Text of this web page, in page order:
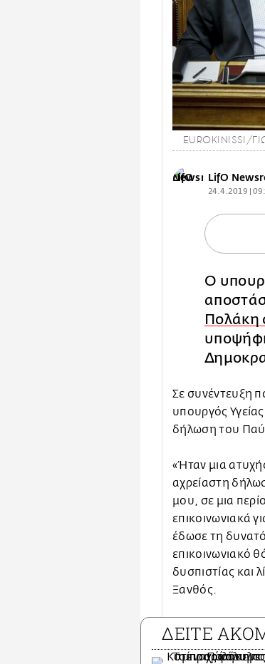
EUROKINISSI/
LifO
24.4.2019 |
Ο
Πολάκη
Σε συνέντευξη
υπουργός
δήλωση του
«Ήταν μια
αχρείαστη
μου, σε μια
επικοινωνιακά
έδωσε τη
επικοινωνιακό
δυσπιστίας και
Ξανθός.
ΔΕΙΤΕ